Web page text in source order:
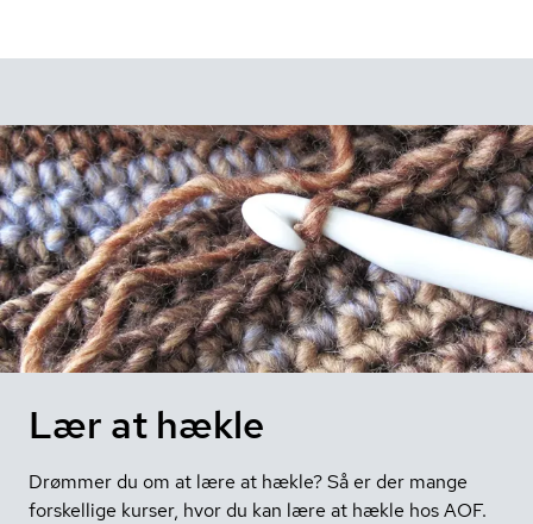
Lær at hækle
Drømmer du om at lære at hækle? Så er der mange
forskellige kurser, hvor du kan lære at hækle hos AOF.